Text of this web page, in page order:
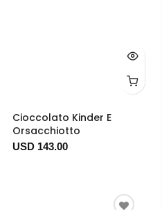
Cioccolato Kinder E
Orsacchiotto
USD 143.00